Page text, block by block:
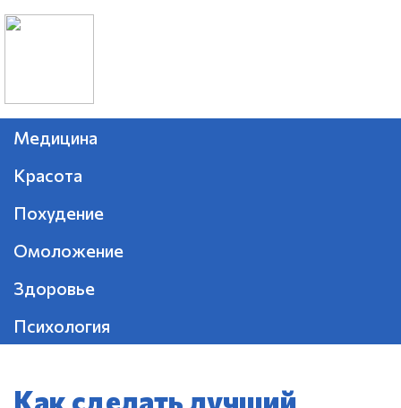
Медицина
Красота
Похудение
Омоложение
Здоровье
Психология
Как сделать лучший